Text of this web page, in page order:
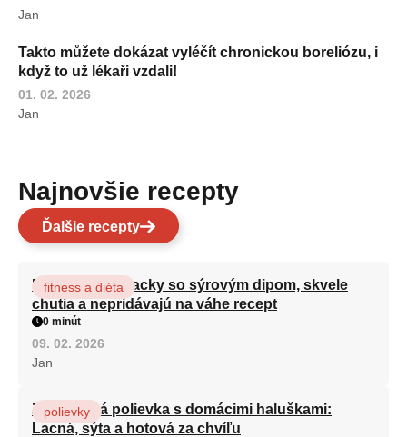
Jan
Takto můžete dokázat vyléčít chronickou boreliózu, i
když to už lékaři vzdali!
01. 02. 2026
Jan
Najnovšie recepty
Ďalšie recepty
Brokolicové placky so sýrovým dipom, skvele
chutia a nepridávajú na váhe recept
fitness a diéta
0 minút
09. 02. 2026
Jan
Zeleninová polievka s domácimi haluškami:
Lacná, sýta a hotová za chvíľu
polievky